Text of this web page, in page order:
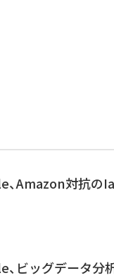
、Amazon対抗の
、ビッグデータ分